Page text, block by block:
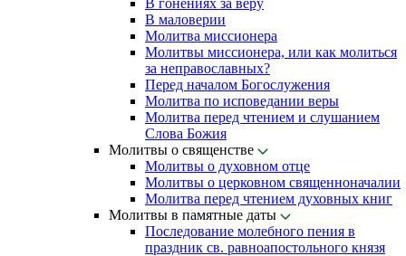
В гонениях за веру
В маловерии
Молитва миссионера
Молитвы миссионера, или как молиться
за неправославных?
Перед началом Богослужения
Молитва по исповедании веры
Молитва перед чтением и слушанием
Слова Божия
Молитвы о священстве
Молитвы о духовном отце
Молитвы о церковном священноначалии
Молитва перед чтением духовных книг
Молитвы в памятные даты
Последование молебного пения в
праздник св. равноапостольного князя